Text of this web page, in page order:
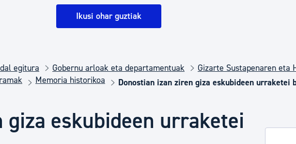
Gune publikoa, hondakinak eta ingurumena
Euskara
Ikusi ohar guztiak
egitura Gobernu arloak eta departamentuak
Gizarte Sustapenaren eta
Memoria historikoa Donostian izan ziren giza eskubideen urraketei
giza eskubideen urraketei